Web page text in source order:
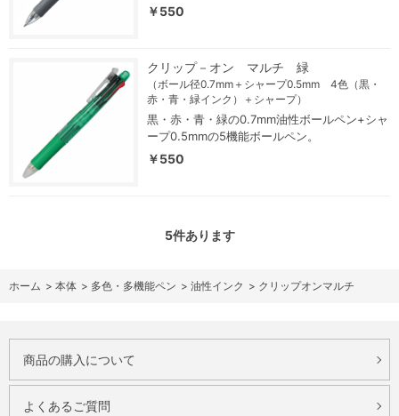
￥550
クリップ－オン マルチ 緑
（ボール径0.7mm＋シャープ0.5mm 4色（黒・
赤・青・緑インク）＋シャープ）
黒・赤・青・緑の0.7mm油性ボールペン+シャ
ープ0.5mmの5機能ボールペン。
￥550
5件あります
ホーム > 本体 > 多色・多機能ペン > 油性インク > クリップオンマルチ
商品の購入について
よくあるご質問